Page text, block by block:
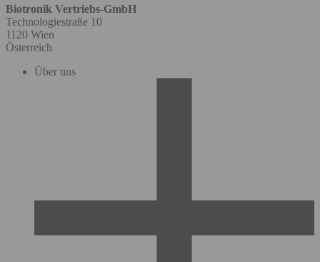
Biotronik Vertriebs-GmbH
Technologiestraße 10
1120 Wien
Österreich
Über uns